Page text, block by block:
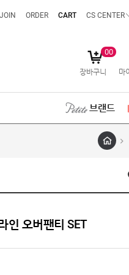
JOIN ORDER CART CS CENTER
00
장바구니 마
브랜드
인 오버팬티 SET